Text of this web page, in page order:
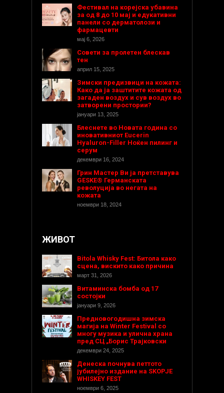
Фестивал на корејска убавина
за од 8 до 10 мај и едукативни
панели со дерматолози и
фармацевти
мај 6, 2026
Совети за пролетен блескав
тен
април 15, 2025
Зимски предизвици на кожата:
Како да ја заштитите кожата од
загаден воздух и сув воздух во
затворени простории?
јануари 13, 2025
Блеснете во Новата година со
иновативниот Eucerin
Hyaluron-Filler Ноќен пилинг и
серум
декември 16, 2024
Грин Мастер Ви ја претставува
GESKE® Германската
револуција во негата на
кожата
ноември 18, 2024
ЖИВОТ
Bitola Whisky Fest: Битола како
сцена, вискито како причина
март 31, 2026
Витаминска бомба од 17
состојки
јануари 9, 2026
Предновогодишнa зимска
магија на Winter Festival со
многу музика и улична храна
пред СЦ „Борис Трајковски
декември 24, 2025
Денеска почнува петтото
јубилејно издание на SKOPJE
WHISKEY FEST
ноември 6, 2025